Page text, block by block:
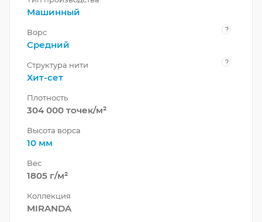
Машинный
Ворс ?
Средний
Структура нити ?
Хит-сет
Плотность
304 000 точек/м²
Высота ворса
10 мм
Вес
1805 г/м²
Коллекция
MIRANDA